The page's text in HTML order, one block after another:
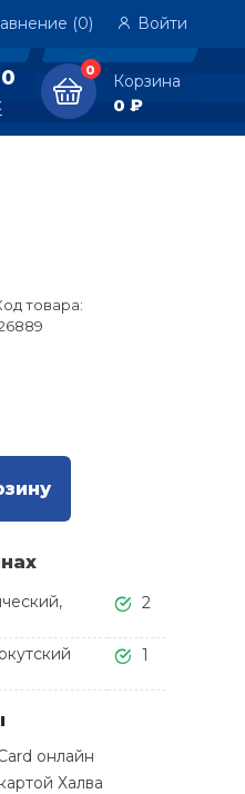
(0) Войти
0
Корзина
0 ₽
товара:
2
1
онлайн
Халва